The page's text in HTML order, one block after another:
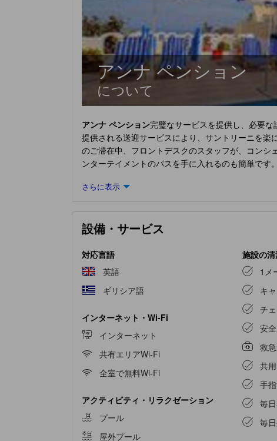
アンナ ペンション
について
アンナ ペンション完璧なサービスを提供し、必要
提供される送迎サービスにより、サントリーニを
のご滞在中、フロントデスクのスタッフが、コン
ンターテイメントのパスを手に入れるのも簡単で
す。 喫煙を希望される方には、指定された喫煙ゾ
さらに表示
設備・サービス
対応言語
英語
ギリシア語
インターネット・Wi-Fi
インターネット
共有エリアWi-Fi
全室で無料Wi-Fi
アクティビティ・リラクゼーション
プール
屋外プール
施設の
1メ
キ
チ
安
救
共
手
毎
毎